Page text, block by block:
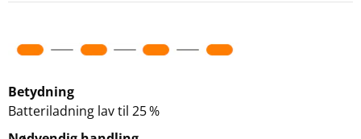
Betydning
Batteriladning lav til 25 %